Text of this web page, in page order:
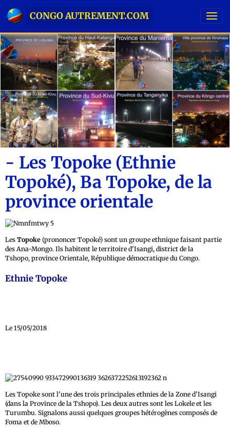
CONGO AUTREMENT.COM
- Les Topoke (Ethnie
Topoké), Ba Topoke, de la
province orientale
Les Topoke (prononcer Topoké) sont un groupe ethnique faisant partie
des Ana-Mongo. Ils habitent le territoire d'Isangi, district de la
Tshopo, province Orientale, République démocratique du Congo.
Ethnie Topoke
Le 15/05/2018
Les Topoke sont l'une des trois principales ethnies de la Zone d'Isangi
(dans la Province de la Tshopo). Les deux autres sont les Lokele et les
Turumbu. Signalons aussi quelques groupes hétérogènes composés de
Foma et de Mboso.